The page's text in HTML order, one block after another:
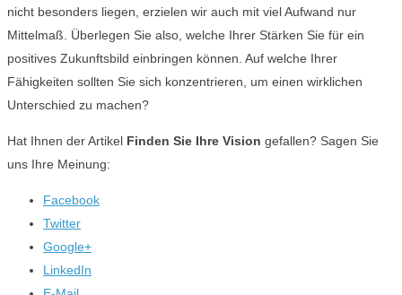
nicht besonders liegen, erzielen wir auch mit viel Aufwand nur
Mittelmaß. Überlegen Sie also, welche Ihrer Stärken Sie für ein
positives Zukunftsbild einbringen können. Auf welche Ihrer
Fähigkeiten sollten Sie sich konzentrieren, um einen wirklichen
Unterschied zu machen?
Hat Ihnen der Artikel Finden Sie Ihre Vision gefallen? Sagen Sie
uns Ihre Meinung:
Facebook
Twitter
Google+
LinkedIn